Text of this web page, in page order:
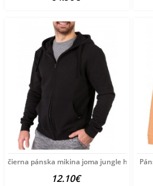
čierna pánska mikina joma jungle hoodie
12.10€